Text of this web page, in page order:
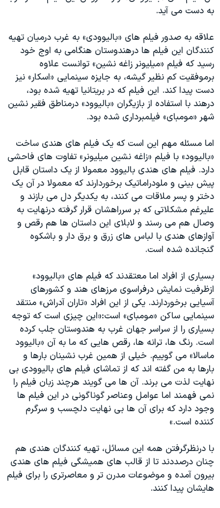
به دست می آید.
علاقه به صدور فیلم های «بالیوودی» به غرب درمیان تهیه
کنندگان این فیلم ها درهندوستان هنگامی به اوج خود
رسید که فیلم «میلیونر زاغه نشین» توانست علاوه
برموفقیت کم نظیر گیشه، به جایزه سینمایی «اسکار» نیز
دست پیدا کند. این فیلم که در بریتانیا تهیه شده بود،
درهند با استفاده از بازیگران «بالیوود» درمناطق فقیر نشین
شهر «مومبای» فیلمبرداری شده بود.
اما مسئله مهم این است که یک فیلم های هندی ساخت
«بالیوود» با فیلم «زاغه نشین میلیونر» تفاوت های فاحشی
دارد. فیلم های هندی بالیوود معمولا از یک داستان قابل
پیش بینی و ملودراماتیک برخوردارند که معمولا در آن یک
دختر و پسر ملاقات می کنند، به یکدیگر دل می بازند و
علیرغم مشکلاتی که بر سرراهشان قرار گرفته درنهایت به
وصال هم می رسند و لابلای این داستان ها هم رقص و
آوازهای هندی با لباس های زرق و برق دار و باشکوه
گنجانده شده است.
بسیاری از افراد اما معتقدند که فیلم های «بالیوود»
ازظرفیت نمایش درفراسوی مرزهای هند و کشورهای
آسیایی برخوردارند. یکی از این افراد «تاران آدراش» منتقد
سینمایی ساکن «مومبای» است:«این چیزی است که توجه
بسیاری را از سراسر جهان غرب به هندوستان جلب کرده
است. رنگ ها، ترانه ها، رقص هایی که ما به آن «بالیوود
ماسالا» می گوییم. خیلی از همین غرب نشینان بارها و
بارها به من گفته اند که از تماشای فیلم های بالیوودی بی
نهایت لذت می برند. آن ها می گویند هرچند زبان فیلم را
نمی فهمند اما عوامل وعناصر گوناگونی در این فیلم ها
وجود دارد که برای آن ها بی نهایت دلچسب و سرگرم
کننده است.»
با درنظرگرفتن همه این مسائل، تهیه کنندگان هندی هم
چنان درصددند تا از قالب های همیشگی فیلم های هندی
بیرون آمده و موضوعات مدرن تر و معاصرتری را برای فیلم
هایشان پیدا کنند.